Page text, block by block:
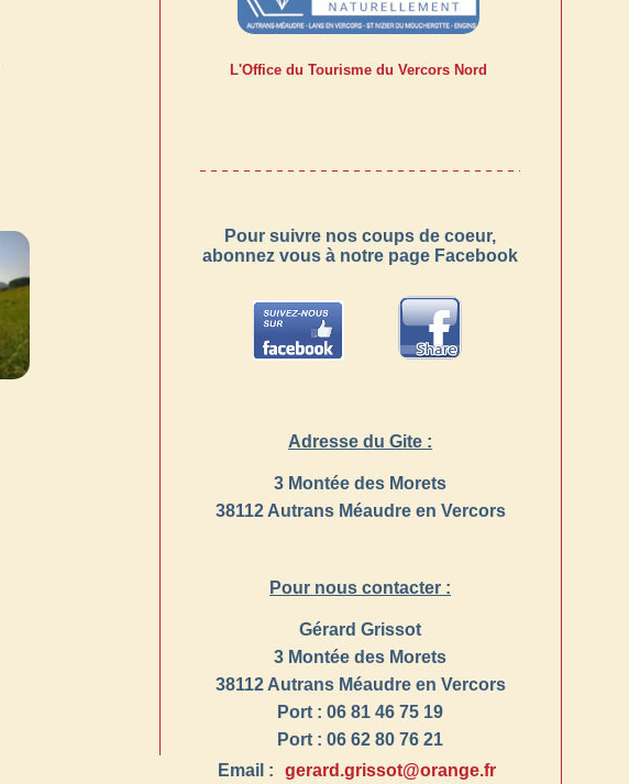
L'Office du Tourisme du Vercors Nord
Pour suivre nos coups de coeur,
abonnez vous à notre page Facebook
Adresse du Gite :
3 Montée des Morets
38112 Autrans Méaudre en Vercors
Pour nous contacter :
Gérard Grissot
3 Montée des Morets
38112 Autrans Méaudre en Vercors
Port : 06 81 46 75 19
Port : 06 62 80 76 21
Email :
gerard.grissot@orange.fr